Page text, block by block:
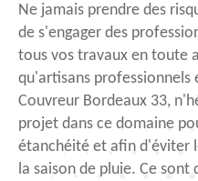
Ne jamais prendre des
de s'engager des
tous vos travaux en toute
qu'artisans professionnels
Couvreur Bordeaux 33,
projet dans ce domaine
étanchéité et afin d'éviter
la saison de pluie. Ce